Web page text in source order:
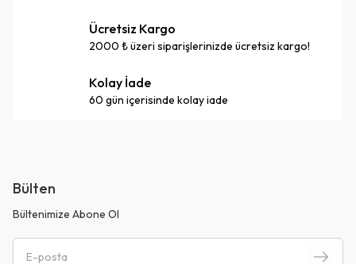
Ücretsiz Kargo
2000 ₺ üzeri siparişlerinizde ücretsiz kargo!
Kolay İade
60 gün içerisinde kolay iade
Bülten
Bültenimize Abone Ol